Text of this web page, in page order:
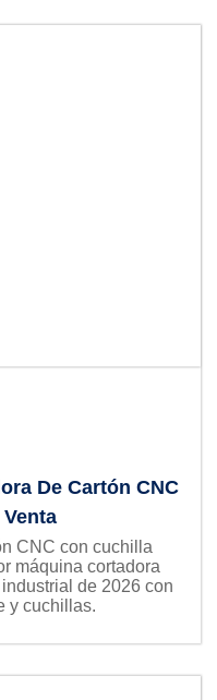
De Cartón CNC
CNC con cuchilla
máquina cortadora
de 2026 con
y cuchillas.